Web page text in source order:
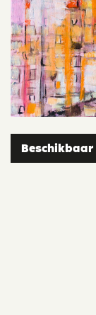
Beschikbaar